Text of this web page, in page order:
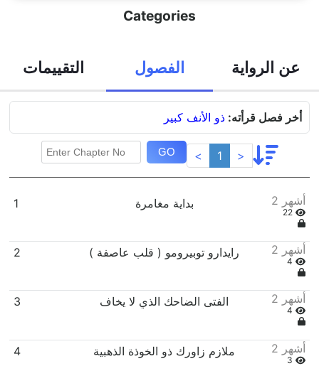
Categories
عن الرواية الفصول التقييمات
أخر فصل قرأته: ذو الأنف كبير
GO < 1 >
1 بداية مغامرة 2 أشهر
22
2 رايدارو توبيرومو ( قلب عاصفة ) 2 أشهر
4
3 الفتى الضاحك الذي لا يخاف 2 أشهر
4
4 ملازم زاورك ذو الخوذة الذهبية 2 أشهر
3